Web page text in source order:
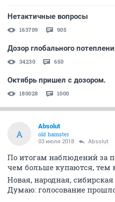
Нетактичные вопросы
163709 905
Дозор глобального
34230 650
Октябрь пришел с дозором.
180028 1000
A
Absolut
old hamster
03 июля 2018 Absolut
По итогам наблюдений за
чем больше купаются, тем
Новая, народная,
Думаю: голосование